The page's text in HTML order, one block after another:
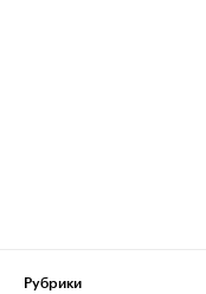
Рубрики